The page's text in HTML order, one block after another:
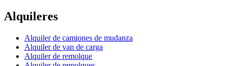
Alquileres
Alquiler de camiones de mudanza
Alquiler de van de carga
Alquiler de remolque